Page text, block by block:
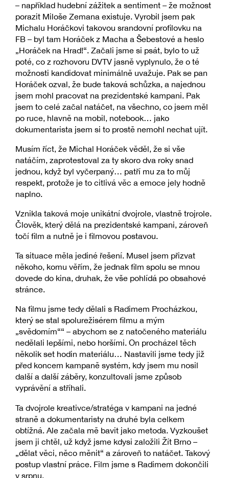
– například hudební zážitek a sentiment – že možnost
porazit Miloše Zemana existuje. Vyrobil jsem pak
Michalu Horáčkovi takovou srandovní profilovku na
FB – byl tam Horáček z Macha a Šebestové a heslo
„Horáček na Hrad!“. Začali jsme si psát, bylo to už
poté, co z rozhovoru DVTV jasně vyplynulo, že o té
možnosti kandidovat minimálně uvažuje. Pak se pan
Horáček ozval, že bude taková schůzka, a najednou
jsem mohl pracovat na prezidentské kampani. Pak
jsem to celé začal natáčet, na všechno, co jsem měl
po ruce, hlavně na mobil, notebook… jako
dokumentarista jsem si to prostě nemohl nechat ujít.
Musím říct, že Michal Horáček věděl, že si vše
natáčím, zaprotestoval za ty skoro dva roky snad
jednou, když byl vyčerpaný… patří mu za to můj
respekt, protože je to citlivá věc a emoce jely hodně
naplno.
Vznikla taková moje unikátní dvojrole, vlastně trojrole.
Člověk, který dělá na prezidentské kampani, zároveň
točí film a nutně je i filmovou postavou.
Ta situace měla jediné řešení. Musel jsem přizvat
někoho, komu věřím, že jednak film spolu se mnou
dovede do kina, druhak, že vše pohlídá po obsahové
stránce.
Na filmu jsme tedy dělali s Radimem Procházkou,
který se stal spolurežisérem filmu a mým
„svědomím““ – abychom se z natočeného materiálu
nedělali lepšími, nebo horšími. On procházel těch
několik set hodin materiálu… Nastavili jsme tedy již
před koncem kampaně systém, kdy jsem mu nosil
další a další záběry, konzultovali jsme způsob
vyprávění a stříhali.
Ta dvojrole kreativce/stratéga v kampani na jedné
straně a dokumentaristy na druhé byla celkem
obtížná. Ale začala mě bavit jako metoda. Vyzkoušet
jsem ji chtěl, už když jsme kdysi založili Žít Brno –
„dělat věci, něco měnit“ a zároveň to natáčet. Takový
postup vlastní práce. Film jsme s Radimem dokončili
v srpnu.